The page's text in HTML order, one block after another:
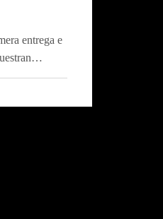
entrega e